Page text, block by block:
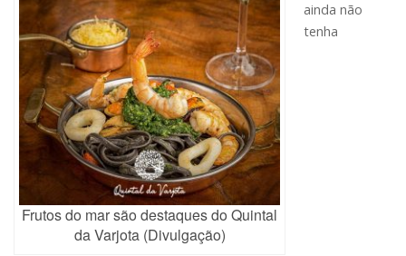
Frutos do mar são destaques do Quintal
da Varjota (Divulgação)
ainda não
tenha